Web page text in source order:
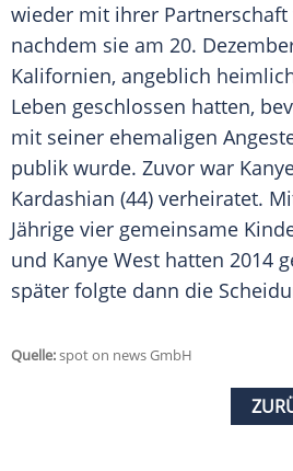
wieder mit ihrer Partnerschaft
nachdem sie am 20.
Kalifornien, angeblich
Leben geschlossen hatten,
mit seiner ehemaligen
publik wurde. Zuvor war
Kardashian (44) verheiratet.
Jährige vier gemeinsame
und Kanye West hatten 2014
später folgte dann die
Quelle:spot on news GmbH